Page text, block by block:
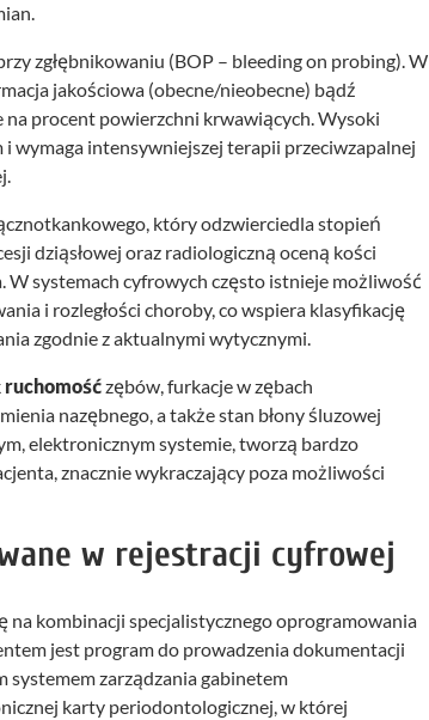
zgłębnikowaniu (BOP – bleeding on probing). W
jakościowa (obecne/nieobecne) bądź
na procent powierzchni krwawiących. Wysoki
wymaga intensywniejszej terapii przeciwzapalnej
który odzwierciedla stopień
dziąsłowej oraz radiologiczną oceną kości
systemach cyfrowych często istnieje możliwość
i rozległości choroby, co wspiera klasyfikację
zgodnie z aktualnymi wytycznymi.
ruchomośćzębów, furkacje w zębach
nazębnego, a także stan błony śluzowej
elektronicznym systemie, tworzą bardzo
znacznie wykraczający poza możliwości
w rejestracji cyfrowej
kombinacji specjalistycznego oprogramowania
jest program do prowadzenia dokumentacji
systemem zarządzania gabinetem
karty periodontologicznej, w której